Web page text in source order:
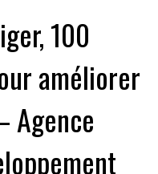
100
améliorer
Agence